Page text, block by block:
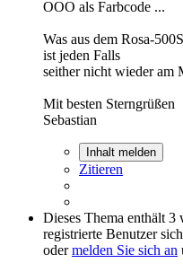
OOO als Farbcode ...
Was aus dem Rosa-
ist jeden Falls
seither nicht wieder am
Mit besten Sterngrüßen
Sebastian
Inhalt melden
Zitieren
Dieses Thema enthält
registrierte Benutzer
odermelden Sie sich an